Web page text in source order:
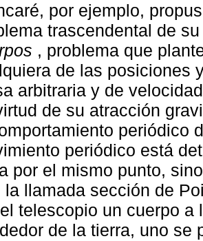
por ejemplo,
trascendental de
, problema que
de las posiciones
arbitraria y de
de su atracción
periódico
periódico está
por el mismo punto,
la llamada sección de
telescopio un cuerpo a
de la tierra, uno se